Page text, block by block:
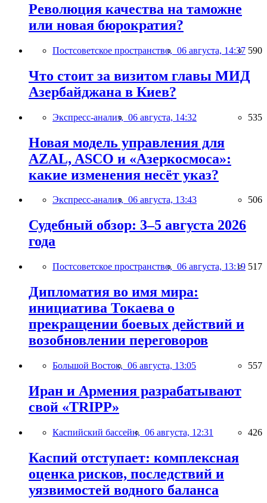
Революция качества на таможне
или новая бюрократия?
Постсоветское пространство, 06 августа, 14:37 590
Что стоит за визитом главы МИД
Азербайджана в Киев?
Экспресс-анализ, 06 августа, 14:32 535
Новая модель управления для
AZAL, ASCO и «Азеркосмоса»:
какие изменения несёт указ?
Экспресс-анализ, 06 августа, 13:43 506
Судебный обзор: 3–5 августа 2026
года
Постсоветское пространство, 06 августа, 13:19 517
Дипломатия во имя мира:
инициатива Токаева о
прекращении боевых действий и
возобновлении переговоров
Большой Восток, 06 августа, 13:05 557
Иран и Армения разрабатывают
свой «TRIPP»
Каспийский бассейн, 06 августа, 12:31 426
Каспий отступает: комплексная
оценка рисков, последствий и
уязвимостей водного баланса